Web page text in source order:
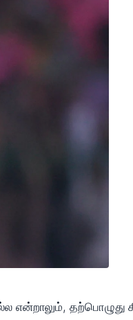
என்றாலும், தற்பொழுது